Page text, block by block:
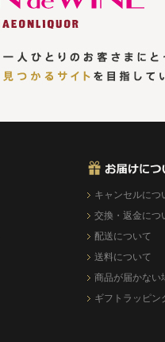
キャンセルにつ
交換・返金につ
配送について
送料について
商品が届かない
ギフトラッピン